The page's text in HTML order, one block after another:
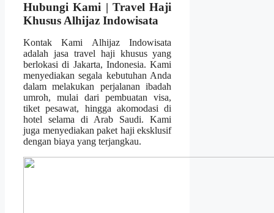
Hubungi Kami | Travel Haji
Khusus Alhijaz Indowisata
Kontak Kami Alhijaz Indowisata
adalah jasa travel haji khusus yang
berlokasi di Jakarta, Indonesia. Kami
menyediakan segala kebutuhan Anda
dalam melakukan perjalanan ibadah
umroh, mulai dari pembuatan visa,
tiket pesawat, hingga akomodasi di
hotel selama di Arab Saudi. Kami
juga menyediakan paket haji eksklusif
dengan biaya yang terjangkau.